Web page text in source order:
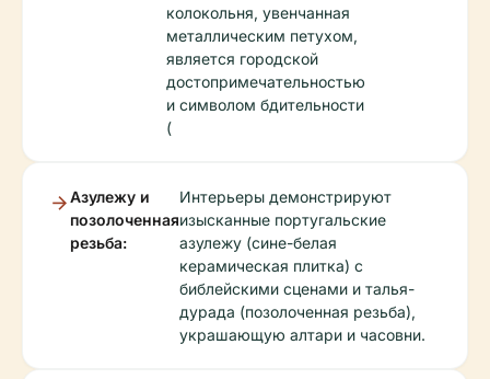
колокольня, увенчанная
металлическим петухом,
является городской
достопримечательностью
и символом бдительности
(
Азулежу и
позолоченная
резьба:
Интерьеры демонстрируют
изысканные португальские
азулежу (сине-белая
керамическая плитка) с
библейскими сценами и талья-
дурада (позолоченная резьба),
украшающую алтари и часовни.